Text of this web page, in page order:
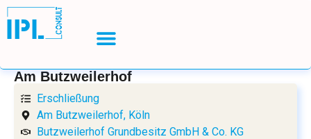
Am Butzweilerhof
Erschließung
Am Butzweilerhof, Köln
Butzweilerhof Grundbesitz GmbH & Co. KG